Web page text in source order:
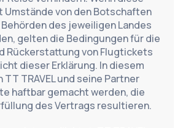
Umstände von den Botschaften
des jeweiligen Landes
gelten die Bedingungen für die
Rückerstattung von Flugtickets
dieser Erklärung. In diesem
TT TRAVEL und seine Partner
haftbar gemacht werden, die
des Vertrags resultieren.